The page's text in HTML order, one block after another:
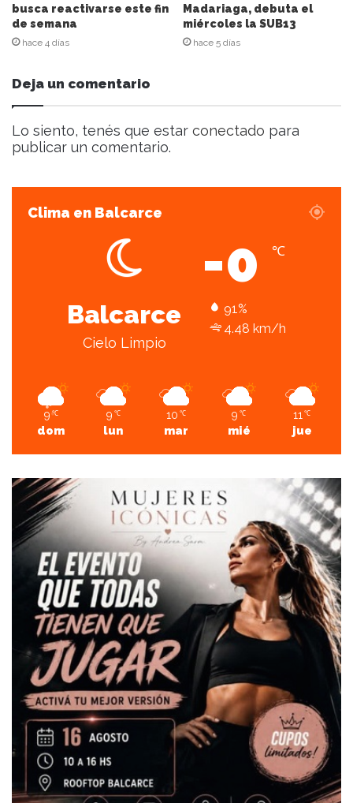
l
e
c
ó
n
i
c
busca reactivarse este fin
de semana
hace 4 días
Madariaga, debuta el
miércoles la SUB13
hace 5 días
Deja un comentario
Lo siento, tenés que estar conectado para
publicar un comentario.
Clima en Balcarce
Balcarce
Cielo Limpio
-0 ℃
91%
4.48 km/h
9 ℃
dom
9 ℃
lun
10 ℃
mar
9 ℃
mié
11 ℃
jue